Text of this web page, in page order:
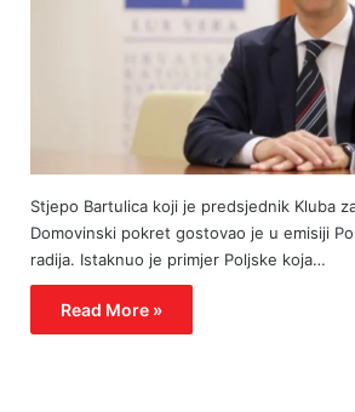
Stjepo Bartulica koji je predsjednik Kluba
Domovinski pokret gostovao je u emisiji
radija. Istaknuo je primjer Poljske koja…
Read More »